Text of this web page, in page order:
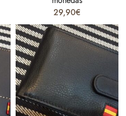
29,90€